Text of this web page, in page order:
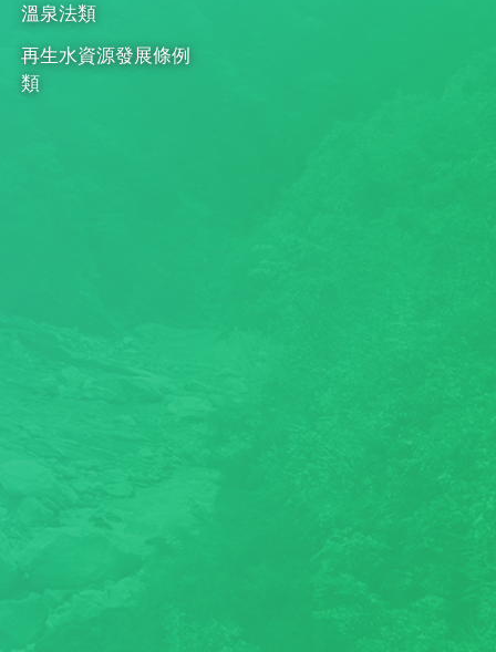
溫泉法類
再生水資源發展條例
類